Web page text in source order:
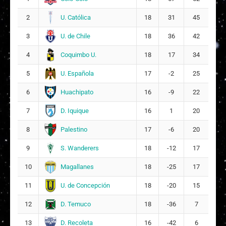
8
Ayline Charlotte Molina Saavedra
4
Alysson Anaís Osorio González
13
10
21 Amankay Alejandra Beiza Silva
2 U. Católica 18 31 45
3 U. de Chile 18 36 42
4 Coquimbo U. 18 17 34
5 U. Española 17 -2 25
6 Huachipato 16 -9 22
7 D. Iquique 16 1 20
8 Palestino 17 -6 20
9 S. Wanderers 18 -12 17
10 Magallanes 18 -25 17
11 U. de Concepción 18 -20 15
12 D. Temuco 18 -36 7
13 D. Recoleta 16 -42 6